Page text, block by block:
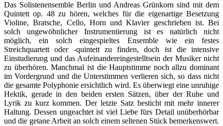
Das Solistenensemble Berlin und Andreas Grünkorn sind mit dem
Quintett op. 48 zu hören, welches für die eigenartige Besetzung
Violine, Bratsche, Cello, Horn und Klavier geschrieben ist. Bei
solch ungewöhnlicher Instrumentierung ist es natürlich nicht
möglich, ein solch eingespieltes Ensemble wie ein festes
Streichquartett oder -quintett zu finden, doch ist die intensive
Einstudierung und das Aufeinandereingestelltsein der Musiker nicht
zu überhören. Manchmal ist die Hauptstimme noch allzu dominant
im Vordergrund und die Unterstimmen verlieren sich, so dass nicht
die gesamte Polyphonie ersichtlich wird. Es überwiegt eine unruhige
Hektik, gerade in den beiden ersten Sätzen, über der Ruhe und
Lyrik zu kurz kommen. Der letzte Satz besticht mit mehr innerer
Haltung. Dessen ungeachtet ist viel Liebe fürs Detail unüberhörbar
und die getane Arbeit an solch einem seltenen Stück bemerkenswert.